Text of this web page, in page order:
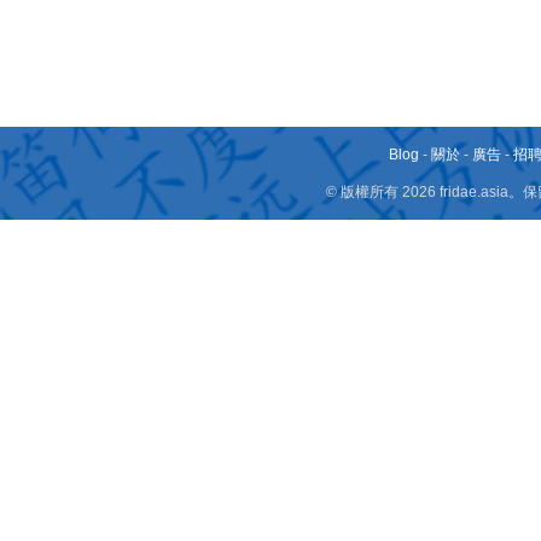
Blog - 關於 - 廣告 -招
© 版權所有 2026 fridae.asia。